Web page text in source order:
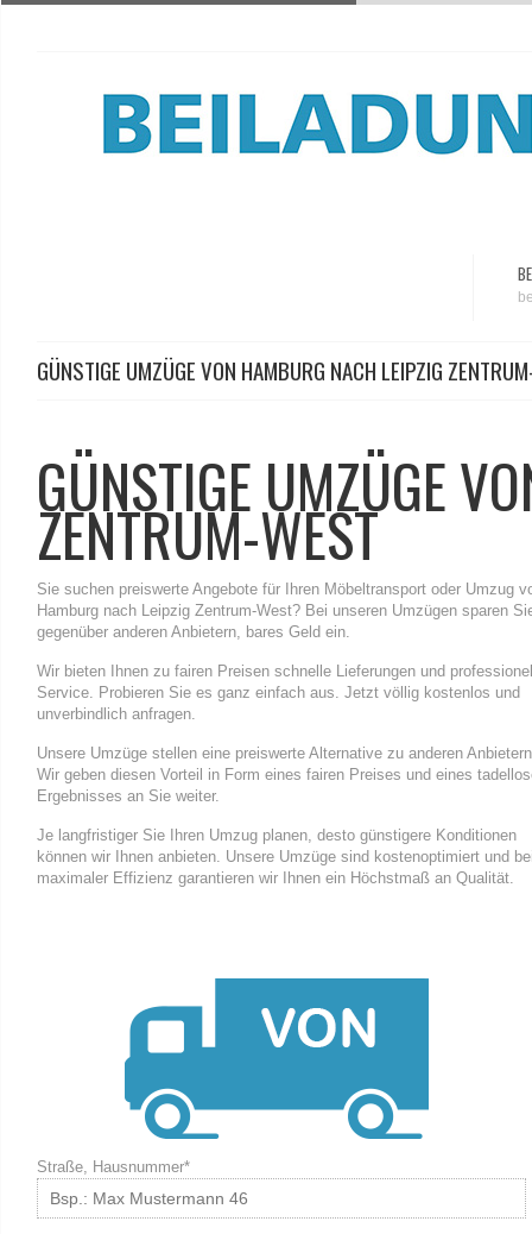
GÜNSTIGE UMZÜGE VON HAMBURG NACH LEIPZIG
GÜNSTIGE UMZÜGE
ZENTRUM-WEST
Sie suchen preiswerte Angebote für Ihren Möbeltransport oder Umzug
Hamburg nach Leipzig Zentrum-West? Bei unseren Umzügen sparen
gegenüber anderen Anbietern, bares Geld ein.
Wir bieten Ihnen zu fairen Preisen schnelle Lieferungen und
Service. Probieren Sie es ganz einfach aus. Jetzt völlig kostenlos und
unverbindlich anfragen.
Unsere Umzüge stellen eine preiswerte Alternative zu anderen
Wir geben diesen Vorteil in Form eines fairen Preises und eines
Ergebnisses an Sie weiter.
Je langfristiger Sie Ihren Umzug planen, desto günstigere Konditionen
können wir Ihnen anbieten. Unsere Umzüge sind kostenoptimiert und
maximaler Effizienz garantieren wir Ihnen ein Höchstmaß an Qualität.
Straße, Hausnummer*